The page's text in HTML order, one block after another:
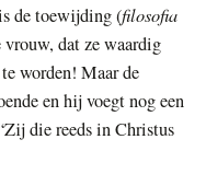
de toewijding (filosofia
dat ze waardig
worden! Maar de
en hij voegt nog een
die reeds in Christus